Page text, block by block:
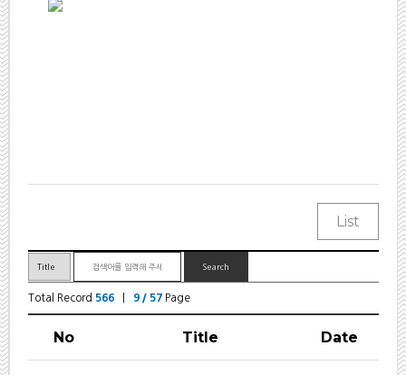
Total Record 566| 9 / 57Page
No Title Date